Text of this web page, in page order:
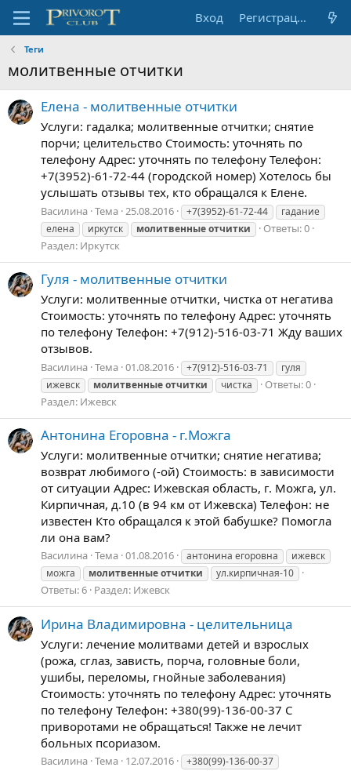
Вход Регистрация
Теги
молитвенные отчитки
Елена - молитвенные отчитки
Услуги: гадалка; молитвенные отчитки; снятие
порчи; целительство Стоимость: уточнять по
телефону Адрес: уточнять по телефону Телефон:
+7(3952)-61-72-44 (городской номер) Хотелось бы
услышать отзывы тех, кто обращался к Елене.
Василина Тема 25.08.2016 +7(3952)-61-72-44
гадание
елена
иркутск молитвенныеотчитки
Ответы: 0
Раздел: Иркутск
Гуля - молитвенные отчитки
Услуги: молитвенные отчитки, чистка от негатива
Стоимость: уточнять по телефону Адрес: уточнять
по телефону Телефон: +7(912)-516-03-71 Жду ваших
отзывов.
Василина Тема 01.08.2016 +7(912)-516-03-71
гуля
ижевск
молитвенныеотчитки чистка
Ответы: 0
Раздел: Ижевск
Антонина Егоровна - г.Можга
Услуги: молитвенные отчитки; снятие негатива;
возврат любимого (-ой) Стоимость: в зависимости
от ситуации Адрес: Ижевская область, г. Можга, ул.
Кирпичная, д.10 (в 94 км от Ижевска) Телефон: не
известен Кто обращался к этой бабушке? Помогла
ли она вам?
Василина Тема 01.08.2016 антонина егоровна
ижевск
можга
молитвенныеотчитки ул.кирпичная-10
Ответы: 6 Раздел: Ижевск
Ирина Владимировна - целительница
Услуги: лечение молитвами детей и взрослых
(рожа, сглаз, зависть, порча, головные боли,
ушибы, переломы, гнойные заболевания)
Стоимость: уточнять по телефону Адрес: уточнять
по телефону Телефон: +380(99)-136-00-37 С
приворотами не обращаться! Также не лечит
больных псориазом.
Василина Тема 12.07.2016
+380(99)-136-00-37